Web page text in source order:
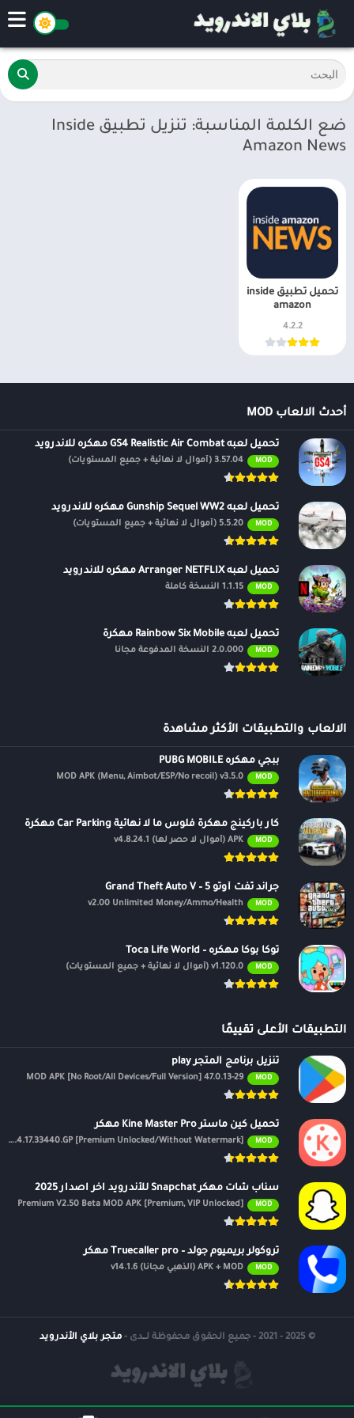
ضع الكلمة المناسبة: تنزيل تطبيق Inside
Amazon News
تحميل تطبيق inside
amazon
4.2.2
أحدث الالعاب MOD
تحميل لعبه GS4 Realistic Air Combat مهكره للاندرويد
MOD 3.57.04 (أموال لا نهائية + جميع المستويات)
تحميل لعبه Gunship Sequel WW2 مهكره للاندرويد
MOD 5.5.20 (أموال لا نهائية + جميع المستويات)
تحميل لعبه Arranger NETFLIX مهكره للاندرويد
MOD 1.1.15 النسخة كاملة
تحميل لعبه Rainbow Six Mobile مهكرة
MOD 2.0.000 النسخة المدفوعة مجانًا
الالعاب والتطبيقات الأكثر مشاهدة
ببجي مهكره PUBG MOBILE
MOD
MOD APK (Menu, Aimbot/ESP/No recoil) v3.5.0
كار باركينج مهكرة فلوس ما لا نهائية Car Parking مهكرة
MOD APK (أموال لا حصر لها) v4.8.24.1
جراند ثفت أوتو 5 – Grand Theft Auto V
MOD
v2.00 Unlimited Money/Ammo/Health
توكا بوكا مهكره – Toca Life World
MOD v1.120.0 (أموال لا نهائية + جميع المستويات)
التطبيقات الأعلى تقييمًا
تنزيل برنامج المتجر play
MOD
47.0.13-29 MOD APK [No Root/All Devices/Full Version]
تحميل كين ماستر Kine Master Pro مهكر
MOD
APK v7.4.17.33440.GP [Premium Unlocked/Without Watermark]
سناب شات مهكر Snapchat للأندرويد اخر اصدار 2025
MOD
Premium V2.50 Beta MOD APK [Premium, VIP Unlocked]
تروكولر بريميوم جولد – Truecaller pro مهكر
MOD APK + MOD (الذهبي مجانًا) v14.1.6
© 2025 - 2021 - جميع الحقوق محفوظة لــدى - متجر بلاي الأندرويد